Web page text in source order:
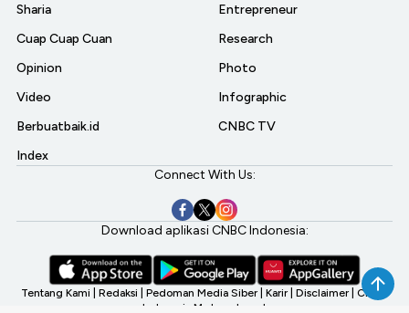
Sharia
Cuap Cuap Cuan
Opinion
Video
Berbuatbaik.id
Index
Entrepreneur
Research
Photo
Infographic
CNBC TV
Connect With Us:
Download aplikasi CNBC Indonesia:
Tentang Kami Redaksi Pedoman Media Siber Karir Disclaimer CNBC
Indonesia My Investment